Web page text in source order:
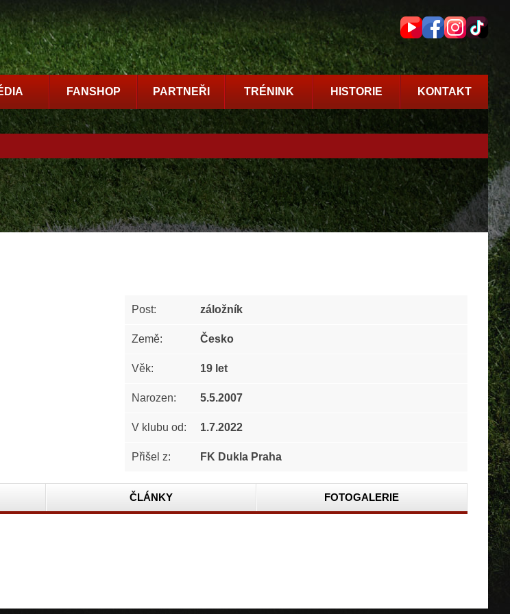
FANSHOP PARTNEŘI TRÉNINK HISTORIE KONTAKT
Post: záložník
Země: Česko
Věk: 19 let
Narozen: 5.5.2007
V klubu od: 1.7.2022
Přišel z: FK Dukla Praha
ČLÁNKY FOTOGALERIE